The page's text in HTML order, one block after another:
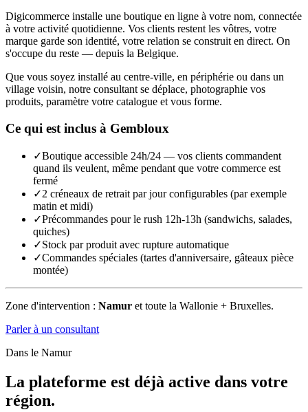
Digicommerce installe une boutique en ligne à votre nom, connectée
à votre activité quotidienne. Vos clients restent les vôtres, votre
marque garde son identité, votre relation se construit en direct. On
s'occupe du reste — depuis la Belgique.
Que vous soyez installé au centre-ville, en périphérie ou dans un
village voisin, notre consultant se déplace, photographie vos
produits, paramètre votre catalogue et vous forme.
Ce qui est inclus à Gembloux
✓Boutique accessible 24h/24 — vos clients commandent
quand ils veulent, même pendant que votre commerce est
fermé
✓2 créneaux de retrait par jour configurables (par exemple
matin et midi)
✓Précommandes pour le rush 12h-13h (sandwichs, salades,
quiches)
✓Stock par produit avec rupture automatique
✓Commandes spéciales (tartes d'anniversaire, gâteaux pièce
montée)
Zone d'intervention : Namur et toute la Wallonie + Bruxelles.
Parler à un consultant
Dans le Namur
La plateforme est déjà active dans votre
région.